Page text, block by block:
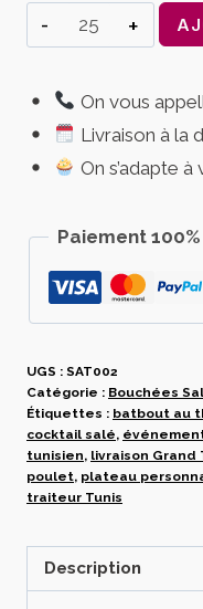
quantité
de
Bouchées
Salées
Tunisiennes
Composition
On vous
Livraison à la
On s’adapte à
Paiement
UGS : SAT002
Catégorie : Bouchées
Étiquettes : batbout au
cocktail salé,
tunisien, livraison Grand
poulet, plateau
traiteur Tunis
Description